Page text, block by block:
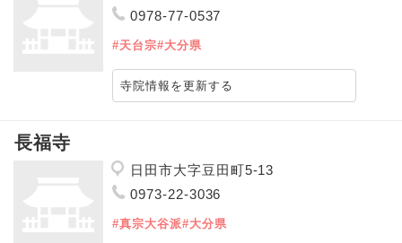
0978-77-0537
#天台宗#大分県
寺院情報を更新する
長福寺
日田市大字豆田町5-13
0973-22-3036
#真宗大谷派#大分県